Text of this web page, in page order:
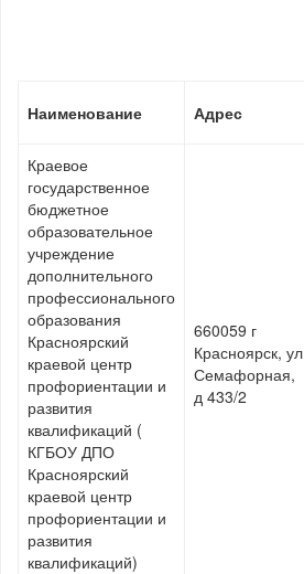
Наименование Адрес
Краевое
государственное
бюджетное
образовательное
учреждение
дополнительного
профессионального
образования
Красноярский
краевой центр
профориентации и
развития
квалификаций (
КГБОУ ДПО
Красноярский
краевой центр
профориентации и
развития
квалификаций)
660059 г
Красноярск, ул
Семафорная,
д 433/2